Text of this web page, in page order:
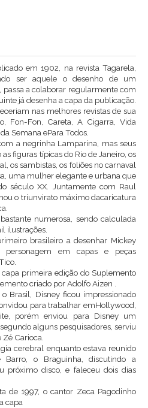
em 1902, na revista Tagarela,
ser aquele o desenho de um
a colaborar regularmente com
já desenha a capa da publicação.
nas melhores revistas de sua
Fon-Fon, Careta, A Cigarra, Vida
Semana ePara Todos.
a negrinha Lamparina, mas seus
figuras típicas do Rio de Janeiro, os
os sambistas, os foliões no carnaval
uma mulher elegante e urbana que
século XX. Juntamente com Raul
o triunvirato máximo dacaricatura
numerosa, sendo calculada
ilustrações.
brasileiro a desenhar Mickey
personagem em capas e peças
primeira edição do Suplemento
criado por Adolfo Aizen .
Brasil, Disney ficou impressionado
para trabalhar emHollywood,
porém enviou para Disney um
alguns pesquisadores, serviu
Carioca.
cerebral enquanto estava reunido
o Braguinha, discutindo a
próximo disco, e faleceu dois dias
de 1997, o cantor Zeca Pagodinho
capa